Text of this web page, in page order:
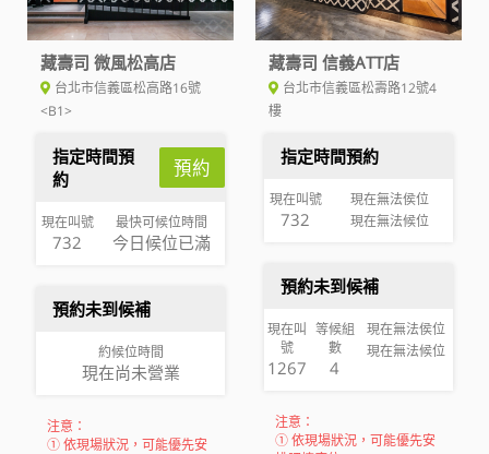
藏壽司 微風松高店
台北市信義區松高路16號
<B1>
指定時間預
約
預約
現在叫號
732
最快可候位時間
今日候位已滿
預約未到候補
約候位時間
現在尚未營業
注意：
① 依現場狀況，可能優先安
藏壽司 信義ATT店
台北市信義區松壽路12號4
樓
指定時間預約
現在叫號
732
現在無法侯位
現在無法候位
預約未到候補
現在叫
號
1267
等候組
數
4
現在無法侯位
現在無法候位
注意：
① 依現場狀況，可能優先安